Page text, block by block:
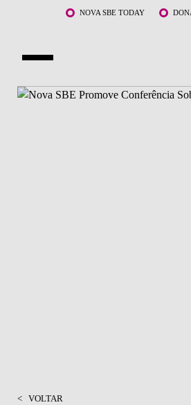
Saltar para o conteúdo principalNOVA SBE TODAY
SOBRE NÓS
< VOLTAR